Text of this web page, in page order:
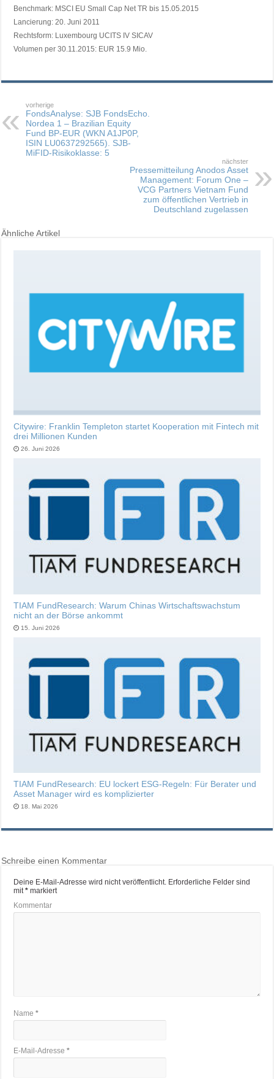
Benchmark: MSCI EU Small Cap Net TR bis 15.05.2015
Lancierung: 20. Juni 2011
Rechtsform: Luxembourg UCITS IV SICAV
Volumen per 30.11.2015: EUR 15.9 Mio.
vorherige
FondsAnalyse: SJB FondsEcho.
Nordea 1 – Brazilian Equity
Fund BP-EUR (WKN A1JP0P,
ISIN LU0637292565). SJB-
MiFID-Risikoklasse: 5
nächster
Pressemitteilung Anodos Asset
Management: Forum One –
VCG Partners Vietnam Fund
zum öffentlichen Vertrieb in
Deutschland zugelassen
Ähnliche Artikel
Citywire: Franklin Templeton startet Kooperation mit Fintech mit
drei Millionen Kunden
26. Juni 2026
TIAM FundResearch: Warum Chinas Wirtschaftswachstum
nicht an der Börse ankommt
15. Juni 2026
TIAM FundResearch: EU lockert ESG-Regeln: Für Berater und
Asset Manager wird es komplizierter
18. Mai 2026
Schreibe einen Kommentar
Deine E-Mail-Adresse wird nicht veröffentlicht. Erforderliche Felder sind
mit* markiert
Kommentar
Name*
E-Mail-Adresse*